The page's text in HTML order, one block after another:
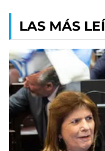
LAS MÁS